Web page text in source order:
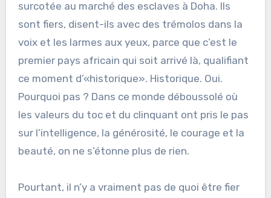
surcotée au marché des esclaves à Doha. Ils
sont fiers, disent-ils avec des trémolos dans la
voix et les larmes aux yeux, parce que c’est le
premier pays africain qui soit arrivé là, qualifiant
ce moment d’«historique». Historique. Oui.
Pourquoi pas ? Dans ce monde déboussolé où
les valeurs du toc et du clinquant ont pris le pas
sur l’intelligence, la générosité, le courage et la
beauté, on ne s’étonne plus de rien.
Pourtant, il n’y a vraiment pas de quoi être fier